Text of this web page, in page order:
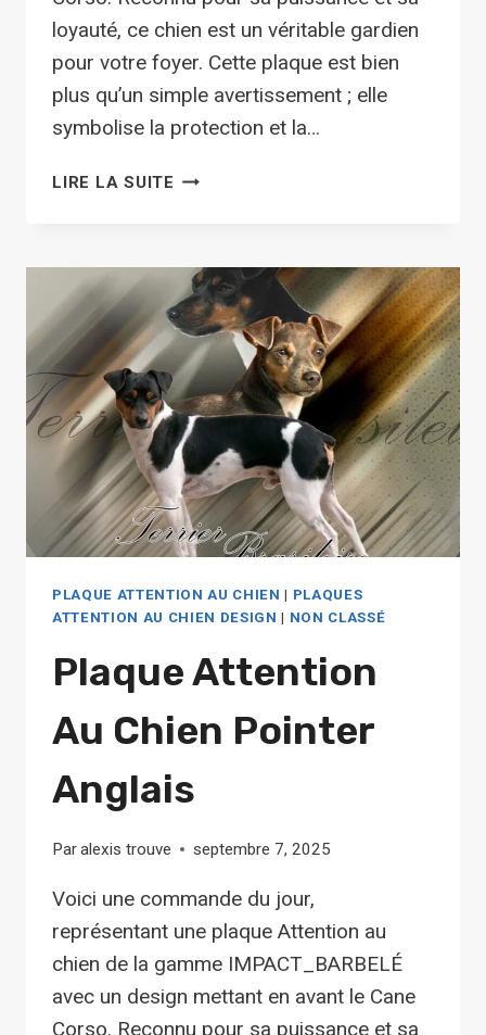
loyauté, ce chien est un véritable gardien
pour votre foyer. Cette plaque est bien
plus qu’un simple avertissement ; elle
symbolise la protection et la…
LIRE LA SUITE PLAQUE
PLAQUE ATTENTION AU CHIEN | PLAQUES
ATTENTION AU CHIEN DESIGN | NON CLASSÉ
Plaque Attention
Au Chien Pointer
Anglais
Paralexis trouve septembre 7, 2025
Voici une commande du jour,
représentant une plaque Attention au
chien de la gamme IMPACT_BARBELÉ
avec un design mettant en avant le Cane
Corso. Reconnu pour sa puissance et sa